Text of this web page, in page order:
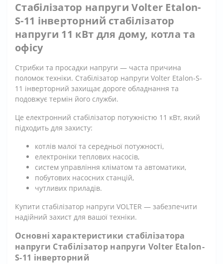
Стабілізатор напруги Volter Etalon-
S-11 інверторний стабілізатор
напруги 11 кВт для дому, котла та
офісу
Стрибки та просадки напруги — часта причина
поломок техніки. Стабілізатор напруги Volter Etalon-S-
11 інверторний захищає дороге обладнання та
подовжує термін його служби.
Це електронний стабілізатор потужністю 11 кВт, який
підходить для захисту:
котлів малої та середньої потужності,
електроніки теплових насосів,
систем управління кліматом та автоматики,
побутових насосних станцій,
чутливих приладів.
Купити стабілізатор напруги VOLTER — забезпечити
надійний захист для вашої техніки.
Основні характеристики стабілізатора
напруги Стабілізатор напруги Volter Etalon-
S-11 інверторний